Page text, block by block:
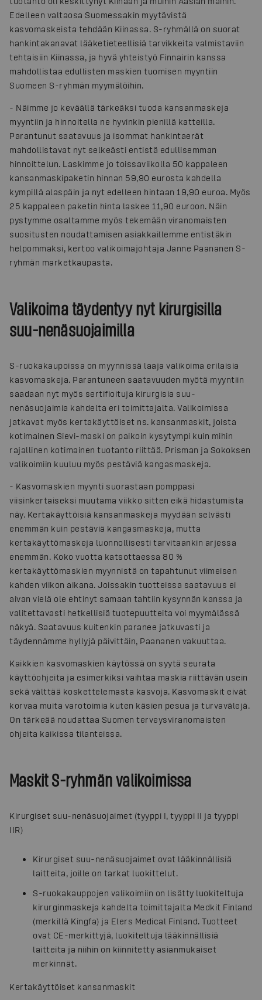
Edelleen valtaosa Suomessakin myytävistä
kasvomaskeista tehdään Kiinassa. S-ryhmällä on suorat
hankintakanavat lääketieteellisiä tarvikkeita valmistaviin
tehtaisiin Kiinassa, ja hyvä yhteistyö Finnairin kanssa
mahdollistaa edullisten maskien tuomisen myyntiin
Suomeen S-ryhmän myymälöihin.
- Näimme jo keväällä tärkeäksi tuoda kansanmaskeja
myyntiin ja hinnoitella ne hyvinkin pienillä katteilla.
Parantunut saatavuus ja isommat hankintaerät
mahdollistavat nyt selkeästi entistä edullisemman
hinnoittelun. Laskimme jo toissaviikolla 50 kappaleen
kansanmaskipaketin hinnan 59,90 eurosta kahdella
kympillä alaspäin ja nyt edelleen hintaan 19,90 euroa. Myös
25 kappaleen paketin hinta laskee 11,90 euroon. Näin
pystymme osaltamme myös tekemään viranomaisten
suositusten noudattamisen asiakkaillemme entistäkin
helpommaksi, kertoo valikoimajohtaja Janne Paananen S-
ryhmän marketkaupasta.
Valikoima täydentyy nyt kirurgisilla
suu-nenäsuojaimilla
S-ruokakaupoissa on myynnissä laaja valikoima erilaisia
kasvomaskeja. Parantuneen saatavuuden myötä myyntiin
saadaan nyt myös sertifioituja kirurgisia suu-
nenäsuojaimia kahdelta eri toimittajalta. Valikoimissa
jatkavat myös kertakäyttöiset ns. kansanmaskit, joista
kotimainen Sievi-maski on paikoin kysytympi kuin mihin
rajallinen kotimainen tuotanto riittää. Prisman ja Sokoksen
valikoimiin kuuluu myös pestäviä kangasmaskeja.
- Kasvomaskien myynti suorastaan pomppasi
viisinkertaiseksi muutama viikko sitten eikä hidastumista
näy. Kertakäyttöisiä kansanmaskeja myydään selvästi
enemmän kuin pestäviä kangasmaskeja, mutta
kertakäyttömaskeja luonnollisesti tarvitaankin arjessa
enemmän. Koko vuotta katsottaessa 80 %
kertakäyttömaskien myynnistä on tapahtunut viimeisen
kahden viikon aikana. Joissakin tuotteissa saatavuus ei
aivan vielä ole ehtinyt samaan tahtiin kysynnän kanssa ja
valitettavasti hetkellisiä tuotepuutteita voi myymälässä
näkyä. Saatavuus kuitenkin paranee jatkuvasti ja
täydennämme hyllyjä päivittäin, Paananen vakuuttaa.
Kaikkien kasvomaskien käytössä on syytä seurata
käyttöohjeita ja esimerkiksi vaihtaa maskia riittävän usein
sekä välttää koskettelemasta kasvoja. Kasvomaskit eivät
korvaa muita varotoimia kuten käsien pesua ja turvavälejä.
On tärkeää noudattaa Suomen terveysviranomaisten
ohjeita kaikissa tilanteissa.
Maskit S-ryhmän valikoimissa
Kirurgiset suu-nenäsuojaimet (tyyppi I, tyyppi II ja tyyppi
IIR)
Kirurgiset suu-nenäsuojaimet ovat lääkinnällisiä
laitteita, joille on tarkat luokittelut.
S-ruokakauppojen valikoimiin on lisätty luokiteltuja
kirurginmaskeja kahdelta toimittajalta Medkit Finland
(merkillä Kingfa) ja Elers Medical Finland. Tuotteet
ovat CE-merkittyjä, luokiteltuja lääkinnällisiä
laitteita ja niihin on kiinnitetty asianmukaiset
merkinnät.
Kertakäyttöiset kansanmaskit